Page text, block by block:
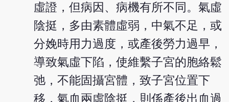
虛證，但病因、病機有所不同。氣虛
陰挺，多由素體虛弱，中氣不足，或
分娩時用力過度，或產後勞力過早，
導致氣虛下陷，使維繫子宮的胞絡鬆
弛，不能固攝宮體，致子宮位置下
移，氣血兩虛陰挺，則係產後出血過